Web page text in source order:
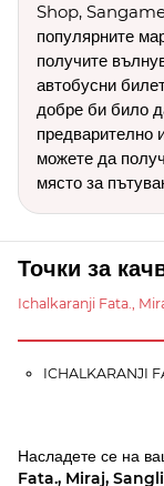
Shop,
популярните
получите
автобусни
добре би било
предварително
можете да
място за
Точки за
Ichalkaranji Fata.,
ICHALKARANJI
Насладете се на
Fata., Miraj,